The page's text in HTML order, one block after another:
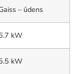
– ūdens
kW
kW